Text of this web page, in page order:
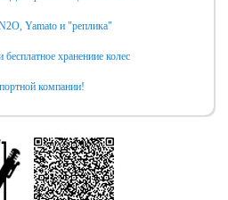
Yamato и "реплика"
хранениие колес
компании!